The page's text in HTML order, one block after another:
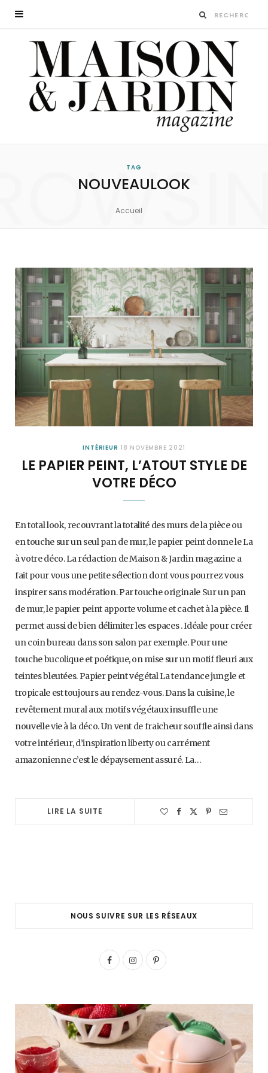
TAG
NOUVEAULOOK
Accueil
INTÉRIEUR 18 NOVEMBRE 2021
LE PAPIER PEINT, L’ATOUT STYLE DE
VOTRE DÉCO
En total look, recouvrant la totalité des murs de la pièce ou
en touche sur un seul pan de mur, le papier peint donne le La
à votre déco. La rédaction de Maison & Jardin magazine a
fait pour vous une petite sélection dont vous pourrez vous
inspirer sans modération. Par touche originale Sur un pan
de mur, le papier peint apporte volume et cachet à la pièce. Il
permet aussi de bien délimiter les espaces . Idéale pour créer
un coin bureau dans son salon par exemple. Pour une
touche bucolique et poétique, on mise sur un motif fleuri aux
teintes bleutées. Papier peint végétal La tendance jungle et
tropicale est toujours au rendez-vous. Dans la cuisine, le
revêtement mural aux motifs végétaux insuffle une
nouvelle vie à la déco. Un vent de fraicheur souffle ainsi dans
votre intérieur, d’inspiration liberty ou carrément
amazonienne c’est le dépaysement assuré. La…
LIRE LA SUITE
NOUS SUIVRE SUR LES RÉSEAUX
F
e
b
I
t
a
g
P
t
r